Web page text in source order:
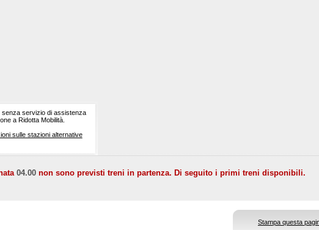
senza servizio di assistenza
a Ridotta Mobilità.
sulle stazioni alternative
04.00 non sono previsti treni in partenza. Di seguito i primi treni disponibili.
Stampa questa